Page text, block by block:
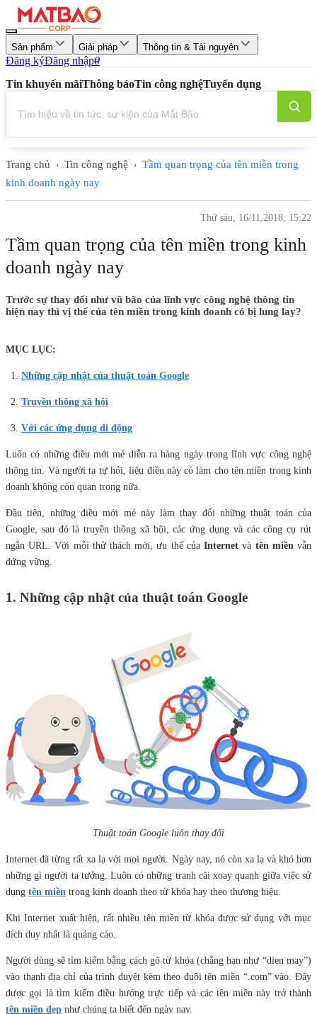
Sản phẩm Giải pháp Thông tin & Tài nguyên
Đăng kýĐăng nhập0
Tin khuyến mãiThông báoTin công nghệTuyển dụng
Trang chủ › Tin công nghệ › Tầm quan trọng của tên miền trong
kinh doanh ngày nay
Thứ sáu, 16/11,2018, 15:22
Tầm quan trọng của tên miền trong kinh
doanh ngày nay
Trước sự thay đổi như vũ bão của lĩnh vực công nghệ thông tin
hiện nay thì vị thế của tên miền trong kinh doanh có bị lung lay?
MỤC LỤC:
Những cập nhật của thuật toán Google
Truyền thông xã hội
Với các ứng dụng di động
Luôn có những điều mới mẻ diễn ra hàng ngày trong lĩnh vực công nghệ
thông tin. Và người ta tự hỏi, liệu điều này có làm cho tên miền trong kinh
doanh không còn quan trọng nữa.
Đầu tiên, những điều mới mẻ này làm thay đổi những thuật toán của
Google, sau đó là truyền thông xã hội, các ứng dụng và các công cụ rút
ngắn URL. Với mỗi thử thách mới, ưu thế củaInternet và tên miềnvẫn
đứng vững.
1. Những cập nhật của thuật toán Google
Thuật toán Google luôn thay đổi
Internet đã từng rất xa lạ với mọi người. Ngày nay, nó còn xa lạ và khó hơn
những gì người ta tưởng. Luôn có những tranh cãi xoay quanh giữa việc sử
dụng tên miền trong kinh doanh theo từ khóa hay theo thương hiệu.
Khi Internet xuất hiện, rất nhiều tên miền từ khóa được sử dụng với mục
đích duy nhất là quảng cáo.
Người dùng sẽ tìm kiếm bằng cách gõ từ khóa (chẳng hạn như “dien may”)
vào thanh địa chỉ của trình duyệt kèm theo đuôi tên miền “.com” vào. Đây
được gọi là tìm kiếm điều hướng trực tiếp và các tên miền này trở thành
tên miền đẹp như chúng ta biết đến ngày nay.